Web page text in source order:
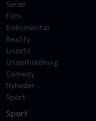
Serier
Film
Dokumentar
Reality
Livsstil
Underholdning
Comedy
Nyheder
Sport
Sport